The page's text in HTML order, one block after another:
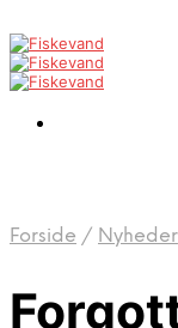
Forside / Nyheder